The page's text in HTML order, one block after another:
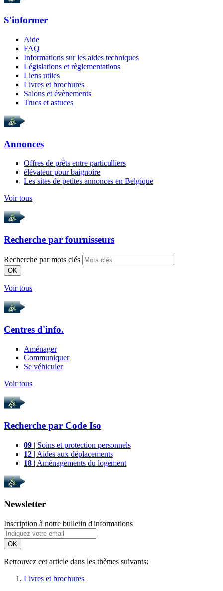
S'informer
Aide
FAQ
Informations sur les aides techniques
Législations et règlementations
Liens utiles
Livres et brochures
Salons et évènements
Trucs et astuces
Annonces
Offres de prêts entre particulliers
élévateur pour baignoire
Les sites de petites annonces en Belgique
Voir tous
Recherche par fournisseurs
Recherche par mots clés
OK
Voir tous
Centres d'info.
Aménager
Communiquer
Se véhiculer
Voir tous
Recherche par Code Iso
09 | Soins et protection personnels
12 | Aides aux déplacements
18 | Aménagements du logement
Newsletter
Inscription à notre bulletin d'informations
OK
Retrouvez cet article dans les thèmes suivants:
Livres et brochures